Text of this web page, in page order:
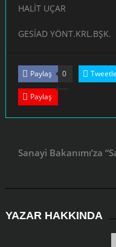
HALİT UÇAR
GESİAD YÖNT.KRL.BŞK.
Paylaş 0 Tweetle
Paylaş
Sanayi Bakanımı’za
YAZAR HAKKINDA